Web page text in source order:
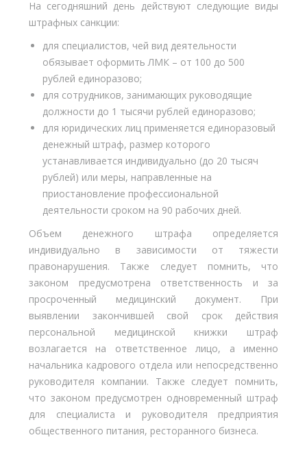
На сегодняшний день действуют следующие виды
штрафных санкции:
для специалистов, чей вид деятельности
обязывает оформить ЛМК – от 100 до 500
рублей единоразово;
для сотрудников, занимающих руководящие
должности до 1 тысячи рублей единоразово;
для юридических лиц применяется единоразовый
денежный штраф, размер которого
устанавливается индивидуально (до 20 тысяч
рублей) или меры, направленные на
приостановление профессиональной
деятельности сроком на 90 рабочих дней.
Объем денежного штрафа определяется
индивидуально в зависимости от тяжести
правонарушения. Также следует помнить, что
законом предусмотрена ответственность и за
просроченный медицинский документ. При
выявлении закончившей свой срок действия
персональной медицинской книжки штраф
возлагается на ответственное лицо, а именно
начальника кадрового отдела или непосредственно
руководителя компании. Также следует помнить,
что законом предусмотрен одновременный штраф
для специалиста и руководителя предприятия
общественного питания, ресторанного бизнеса.